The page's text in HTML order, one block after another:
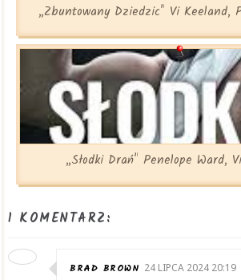
„Zbuntowany Dziedzic" Vi Keeland,
„Słodki Drań" Penelope Ward,
1 KOMENTARZ:
BRAD BROWN 24 LIPCA 2024 20:19